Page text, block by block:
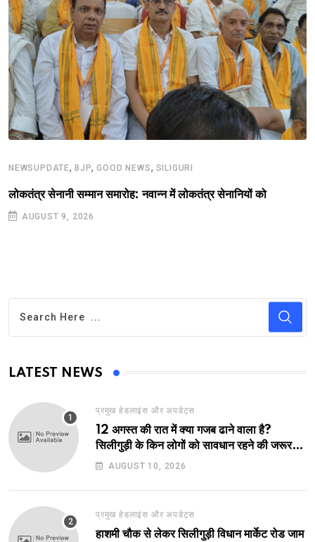
NEWSUPDATE, BJP,GOOD NEWS, SILIGURI
लोकतंत्र सेनानी सम्मान समारोह: नवान्न में लोकतंत्र सेनानियों को
AUGUST 9, 2026
LATEST NEWS
प्रमुख हेडलाइंस और अपडेट्स
12 अगस्त की रात में क्या गजब ढाने वाला है?
सिलीगुड़ी के किन लोगों को सावधान रहने की जरूरत
है?
AUGUST 10, 2026
प्रमुख हेडलाइंस और अपडेट्स
हाशमी चौक से लेकर सिलीगुड़ी विधान मार्केट रोड जाम